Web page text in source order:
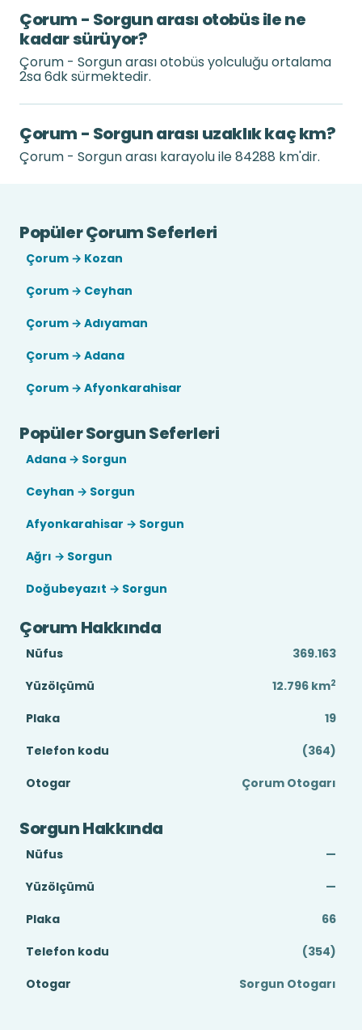
Çorum - Sorgun arası otobüs ile ne
kadar sürüyor?
Çorum - Sorgun arası otobüs yolculuğu ortalama
2sa 6dk sürmektedir.
Çorum - Sorgun arası uzaklık kaç km?
Çorum - Sorgun arası karayolu ile 84288 km'dir.
Popüler Çorum Seferleri
Çorum → Kozan
Çorum → Ceyhan
Çorum → Adıyaman
Çorum → Adana
Çorum → Afyonkarahisar
Popüler Sorgun Seferleri
Adana → Sorgun
Ceyhan → Sorgun
Afyonkarahisar → Sorgun
Ağrı → Sorgun
Doğubeyazıt → Sorgun
Çorum Hakkında
Nüfus
369.163
Yüzölçümü
12.796 km2
Plaka
19
Telefon kodu
(364)
Otogar
Çorum Otogarı
Sorgun Hakkında
Nüfus
—
Yüzölçümü
—
Plaka
66
Telefon kodu
(354)
Otogar
Sorgun Otogarı